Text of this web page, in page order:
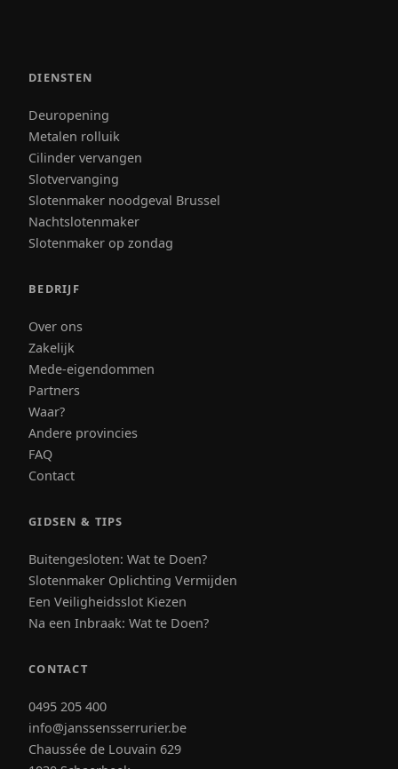
DIENSTEN
Deuropening
Metalen rolluik
Cilinder vervangen
Slotvervanging
Slotenmaker noodgeval Brussel
Nachtslotenmaker
Slotenmaker op zondag
BEDRIJF
Over ons
Zakelijk
Mede-eigendommen
Partners
Waar?
Andere provincies
FAQ
Contact
GIDSEN & TIPS
Buitengesloten: Wat te Doen?
Slotenmaker Oplichting Vermijden
Een Veiligheidsslot Kiezen
Na een Inbraak: Wat te Doen?
CONTACT
0495 205 400
info@janssensserrurier.be
Chaussée de Louvain 629